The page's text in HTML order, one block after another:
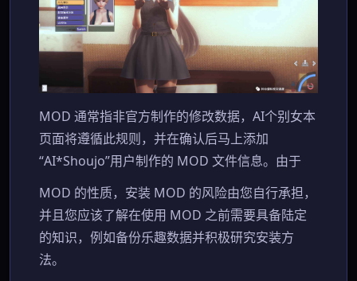
MOD 通常指非官方制作的修改数据，AI个别女本
页面将遵循此规则，并在确认后马上添加
“AI*Shoujo”用户制作的 MOD 文件信息。由于
MOD 的性质，安装 MOD 的风险由您自行承担，
并且您应该了解在使用 MOD 之前需要具备陆定
的知识，例如备份乐趣数据并积极研究安装方
法。